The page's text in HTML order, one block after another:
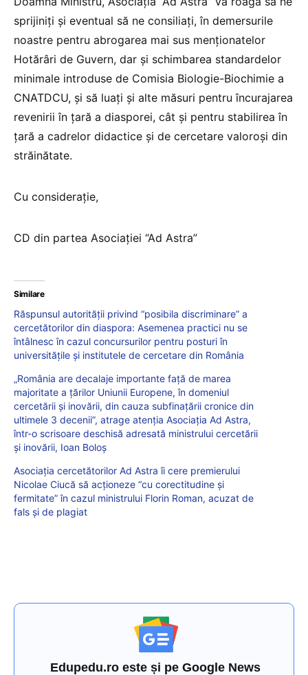
sprijiniți și eventual să ne consiliați, în demersurile
noastre pentru abrogarea mai sus menționatelor
Hotărâri de Guvern, dar și schimbarea standardelor
minimale introduse de Comisia Biologie-Biochimie a
CNATDCU, și să luați și alte măsuri pentru încurajarea
revenirii în țară a diasporei, cât și pentru stabilirea în
țară a cadrelor didactice și de cercetare valoroși din
străinătate.
Cu considerație,
CD din partea Asociației “Ad Astra”
Similare
Răspunsul autorității privind “posibila discriminare” a
cercetătorilor din diaspora: Asemenea practici nu se
întâlnesc în cazul concursurilor pentru posturi în
universitățile și institutele de cercetare din România
„România are decalaje importante față de marea
majoritate a țărilor Uniunii Europene, în domeniul
cercetării și inovării, din cauza subfinațării cronice din
ultimele 3 decenii”, atrage atenția Asociația Ad Astra,
într-o scrisoare deschisă adresată ministrului cercetării
și inovării, Ioan Boloș
Asociația cercetătorilor Ad Astra îi cere premierului
Nicolae Ciucă să acționeze “cu corectitudine și
fermitate” în cazul ministrului Florin Roman, acuzat de
fals și de plagiat
Edupedu.ro este și pe Google News